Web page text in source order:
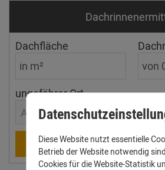
Dachfläche
ungefährer Ort
Aachen
Berechnen
Diese Website nutzt essentielle
Betrieb der Website notwendig
Cookies für die Website-Statistik